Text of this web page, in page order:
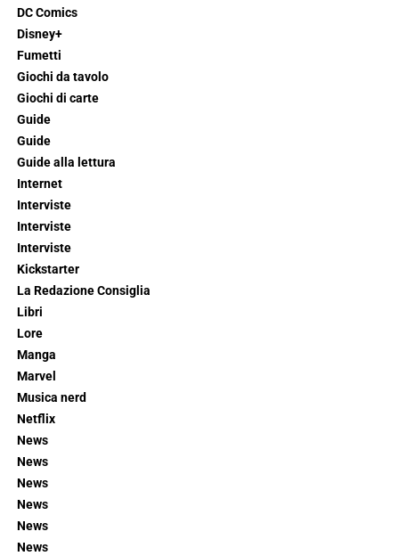
DC Comics
Disney+
Fumetti
Giochi da tavolo
Giochi di carte
Guide
Guide
Guide alla lettura
Internet
Interviste
Interviste
Interviste
Kickstarter
La Redazione Consiglia
Libri
Lore
Manga
Marvel
Musica nerd
Netflix
News
News
News
News
News
News